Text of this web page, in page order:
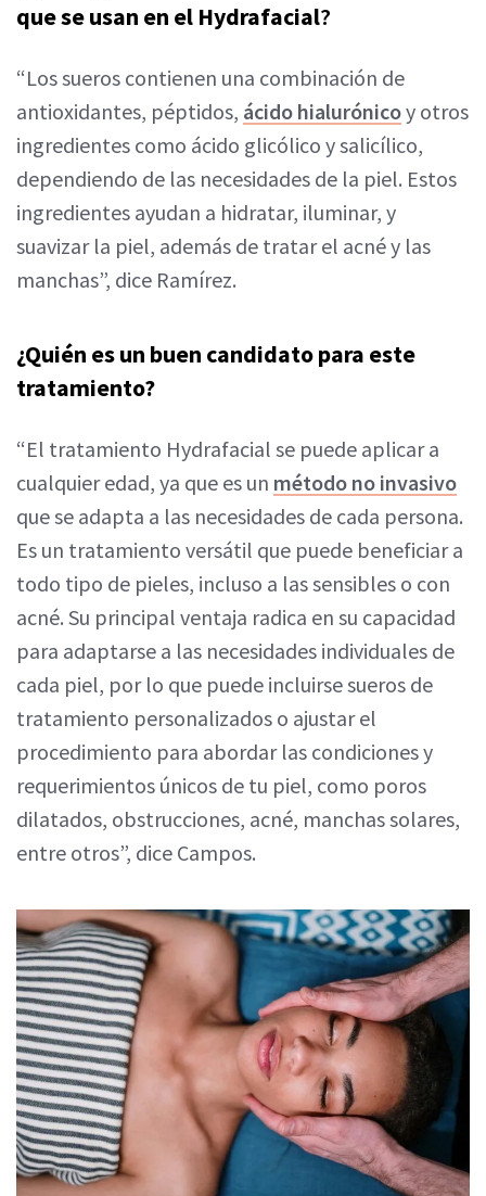
que se usan en el Hydrafacial?
“Los sueros contienen una combinación de
antioxidantes, péptidos, ácido hialurónicoy otros
ingredientes como ácido glicólico y salicílico,
dependiendo de las necesidades de la piel. Estos
ingredientes ayudan a hidratar, iluminar, y
suavizar la piel, además de tratar el acné y las
manchas”, dice Ramírez.
¿Quién es un buen candidato para este
tratamiento?
“El tratamiento Hydrafacial se puede aplicar a
cualquier edad, ya que es un método no invasivo
que se adapta a las necesidades de cada persona.
Es un tratamiento versátil que puede beneficiar a
todo tipo de pieles, incluso a las sensibles o con
acné. Su principal ventaja radica en su capacidad
para adaptarse a las necesidades individuales de
cada piel, por lo que puede incluirse sueros de
tratamiento personalizados o ajustar el
procedimiento para abordar las condiciones y
requerimientos únicos de tu piel, como poros
dilatados, obstrucciones, acné, manchas solares,
entre otros”, dice Campos.